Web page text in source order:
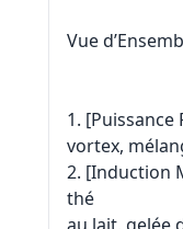
Vue
1.
vortex,
2. [Induction
thé